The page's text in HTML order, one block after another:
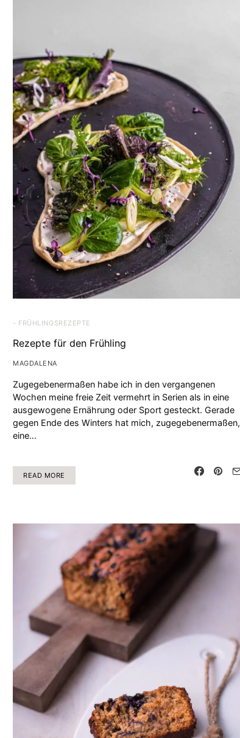
- FRÜHLINGSREZEPTE
Rezepte für den Frühling
MAGDALENA
Zugegebenermaßen habe ich in den vergangenen
Wochen meine freie Zeit vermehrt in Serien als in eine
ausgewogene Ernährung oder Sport gesteckt. Gerade
gegen Ende des Winters hat mich, zugegebenermaßen,
eine…
READ MORE